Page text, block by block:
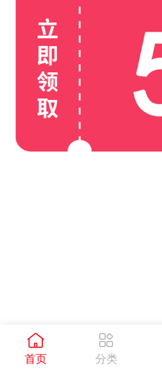

首页

分类